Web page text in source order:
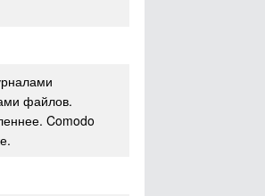
файлов.
Comodo